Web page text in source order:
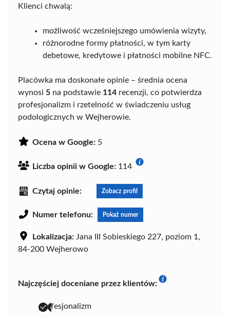
Klienci chwalą:
możliwość wcześniejszego umówienia wizyty,
różnorodne formy płatności, w tym karty
debetowe, kredytowe i płatności mobilne NFC.
Placówka ma doskonałe opinie – średnia ocena
wynosi 5 na podstawie 114 recenzji, co potwierdza
profesjonalizm i rzetelność w świadczeniu usług
podologicznych w Wejherowie.
Ocena w Google: 5
Liczba opinii w Google: 114
Czytaj opinie: Zobacz profil
Numer telefonu: Pokaż numer
Lokalizacja: Jana III Sobieskiego 227, poziom 1,
84-200 Wejherowo
Najczęściej doceniane przez klientów:
profesjonalizm